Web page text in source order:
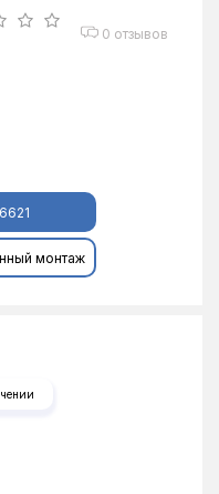
0 отзывов
6621
монтаж